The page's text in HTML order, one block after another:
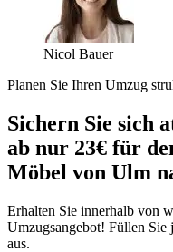
Nicol Bauer
Planen Sie Ihren Umzug
Sichern Sie sich
ab nur 23€ für
Möbel von Ulm
Erhalten Sie innerhalb von
Umzugsangebot! Füllen Sie
aus.